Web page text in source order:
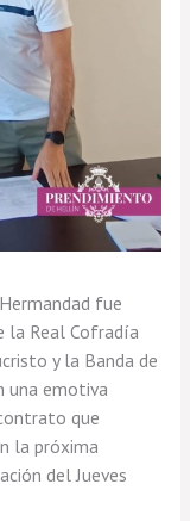
fue
la Real Cofradía
y la Banda de
una emotiva
que
la próxima
del Jueves